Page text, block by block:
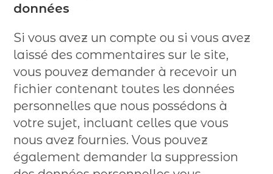
données
Si vous avez un compte ou si vous avez
laissé des commentaires sur le site,
vous pouvez demander à recevoir un
fichier contenant toutes les données
personnelles que nous possédons à
votre sujet, incluant celles que vous
nous avez fournies. Vous pouvez
également demander la suppression